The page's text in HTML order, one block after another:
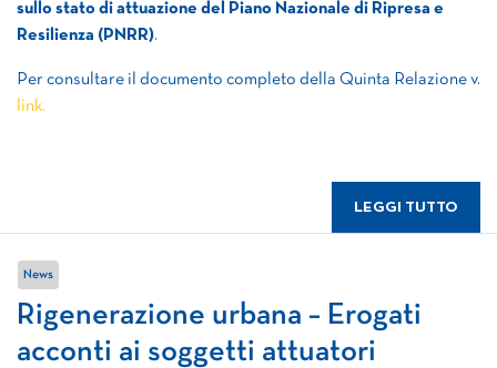
sullo stato di attuazione del Piano Nazionale di Ripresa e
Resilienza (PNRR).
Per consultare il documento completo della Quinta Relazione v.
link.
LEGGI TUTTO
News
Rigenerazione urbana – Erogati
acconti ai soggetti attuatori